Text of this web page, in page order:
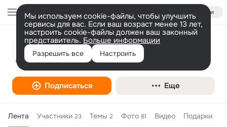
Войти
Мы используем cookie-файлы, чтобы улучшить
сервисы для вас. Если ваш возраст менее 13 лет,
настроить cookie-файлы должен ваш законный
представитель. Больше информации
Разрешить все Настроить
Сувениры, обереги ручной и станочной
работы.
Подписаться Еще
Лента Участники 23 Темы 2 Фото 81 Видео Подарки